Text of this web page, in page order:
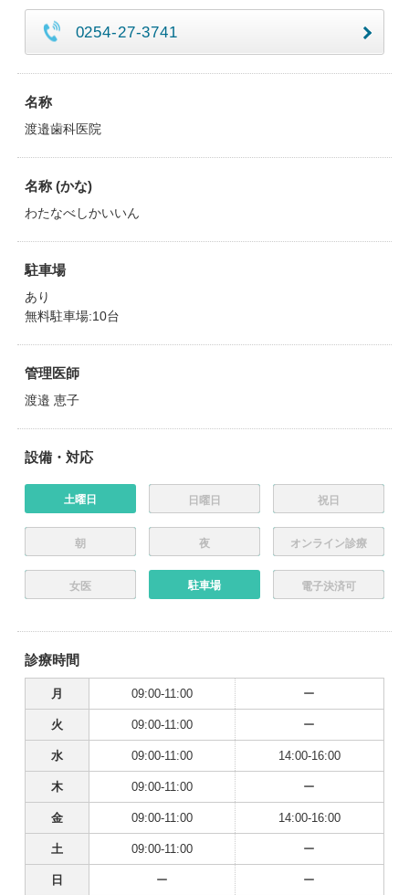
0254-27-3741
名称
渡邉歯科医院
名称 (かな)
わたなべしかいいん
駐車場
あり
無料駐車場:10台
管理医師
渡邉 恵子
設備・対応
土曜日 日曜日 祝日
朝 夜 オンライン診療
女医 駐車場 電子決済可
診療時間
月 09:00-11:00 ー
火 09:00-11:00 ー
水 09:00-11:00 14:00-16:00
木 09:00-11:00 ー
金 09:00-11:00 14:00-16:00
土 09:00-11:00 ー
日 ー ー